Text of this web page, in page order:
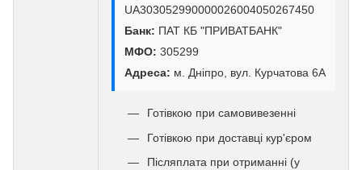
UA303052990000026004050267450
Банк: ПАТ КБ "ПРИВАТБАНК"
МФО: 305299
Адреса: м. Дніпро, вул. Курчатова 6А
Готівкою при самовивезенні
Готівкою при доставці кур'єром
Післяплата при отриманні (у